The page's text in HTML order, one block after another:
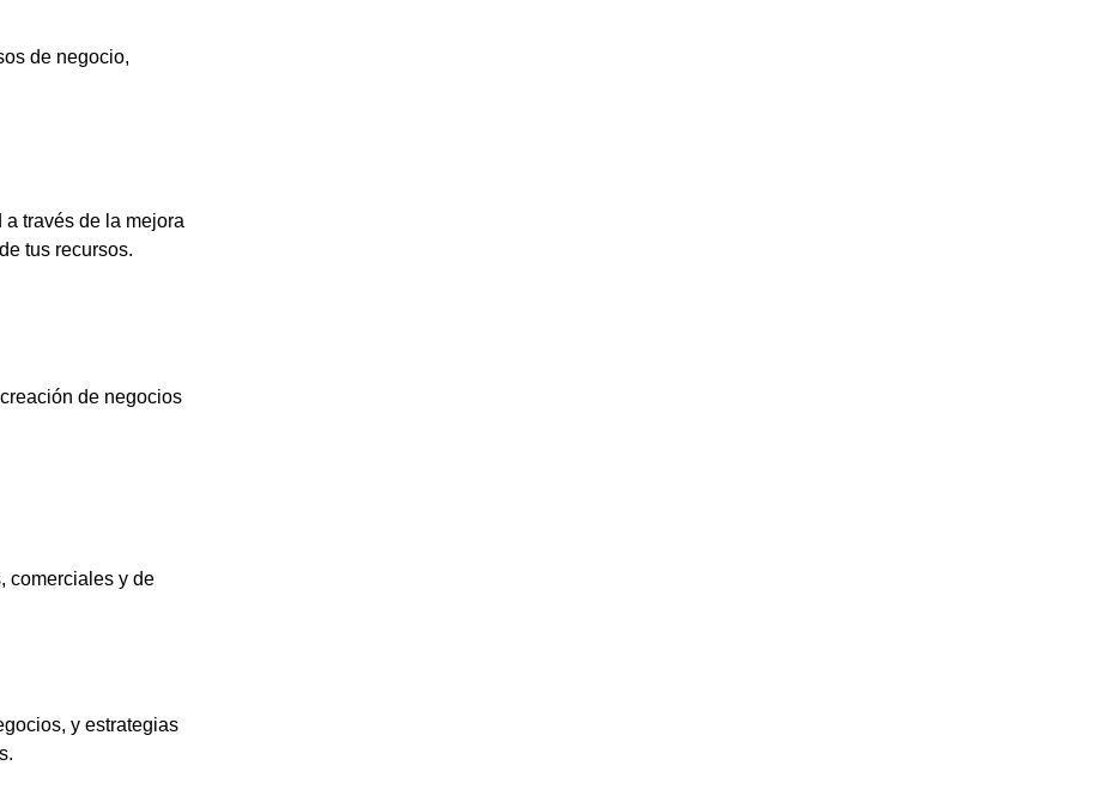
de negocio,
través de la mejora
tus recursos.
de negocios
comerciales y de
y estrategias